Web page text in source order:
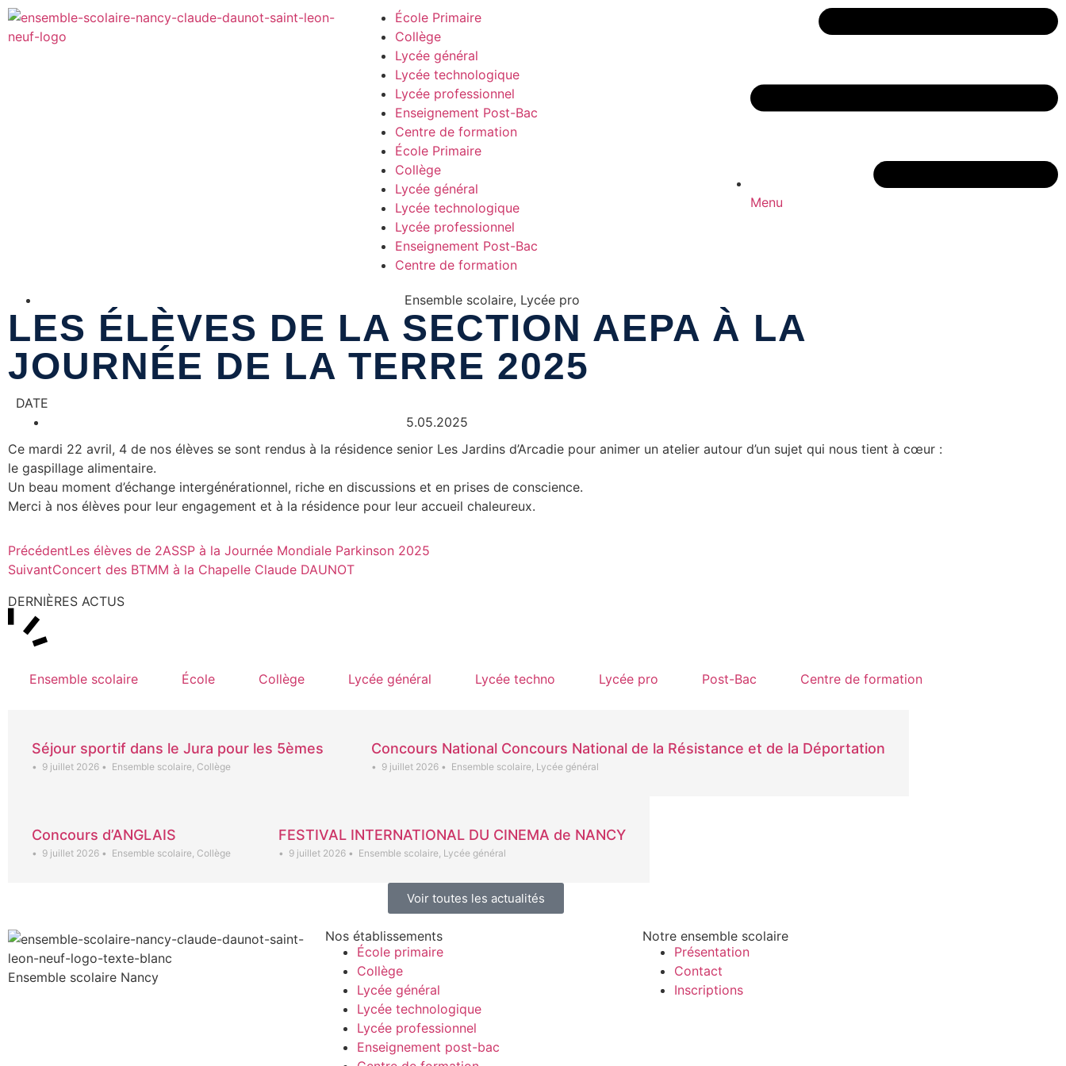
École Primaire
Collège
Lycée général
Lycée technologique
Lycée professionnel
Enseignement Post-Bac
Centre de formation
École Primaire
Collège
Lycée général
Lycée technologique
Lycée professionnel
Enseignement Post-Bac
Centre de formation
Menu
Ensemble scolaire, Lycée pro
LES ÉLÈVES DE LA SECTION AEPA À LA
JOURNÉE DE LA TERRE 2025
DATE
5.05.2025
Ce mardi 22 avril, 4 de nos élèves se sont rendus à la résidence senior Les Jardins d’Arcadie pour animer un atelier autour d’un sujet qui nous tient à cœur :
le gaspillage alimentaire.
Un beau moment d’échange intergénérationnel, riche en discussions et en prises de conscience.
Merci à nos élèves pour leur engagement et à la résidence pour leur accueil chaleureux.
PrécédentLes élèves de 2ASSP à la Journée Mondiale Parkinson 2025
SuivantConcert des BTMM à la Chapelle Claude DAUNOT
DERNIÈRES ACTUS
Ensemble scolaire École Collège Lycée général Lycée techno Lycée pro Post-Bac Centre de formation
Séjour sportif dans le Jura pour les 5èmes
• 9 juillet 2026 • Ensemble scolaire, Collège
Concours National Concours National de la Résistance et de la Déportation
• 9 juillet 2026 • Ensemble scolaire, Lycée général
Concours d’ANGLAIS
• 9 juillet 2026 • Ensemble scolaire, Collège
FESTIVAL INTERNATIONAL DU CINEMA de NANCY
• 9 juillet 2026 • Ensemble scolaire, Lycée général
Voir toutes les actualités
Ensemble scolaire Nancy
Nos établissements
École primaire
Collège
Lycée général
Lycée technologique
Lycée professionnel
Enseignement post-bac
Notre ensemble scolaire
Présentation
Contact
Inscriptions